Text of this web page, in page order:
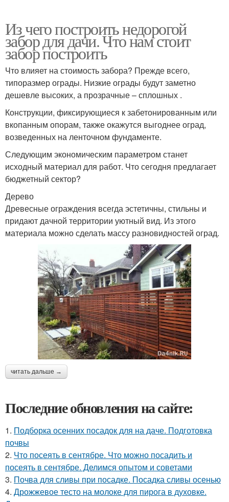
Из чего построить недорогой
забор для дачи. Что нам стоит
забор построить
Что влияет на стоимость забора? Прежде всего,
типоразмер ограды. Низкие ограды будут заметно
дешевле высоких, а прозрачные – сплошных .
Конструкции, фиксирующиеся к забетонированным или
вкопанным опорам, также окажутся выгоднее оград,
возведенных на ленточном фундаменте.
Следующим экономическим параметром станет
исходный материал для работ. Что сегодня предлагает
бюджетный сектор?
Дерево
Древесные ограждения всегда эстетичны, стильны и
придают дачной территории уютный вид. Из этого
материала можно сделать массу разновидностей оград.
читать дальше →
Последние обновления на сайте:
1. Подборка осенних посадок для на даче. Подготовка
почвы
2. Что посеять в сентябре. Что можно посадить и
посеять в сентябре. Делимся опытом и советами
3. Почва для сливы при посадке. Посадка сливы осенью
4. Дрожжевое тесто на молоке для пирога в духовке.